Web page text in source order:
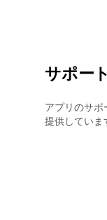
サポート
アプリのサ
提供していま